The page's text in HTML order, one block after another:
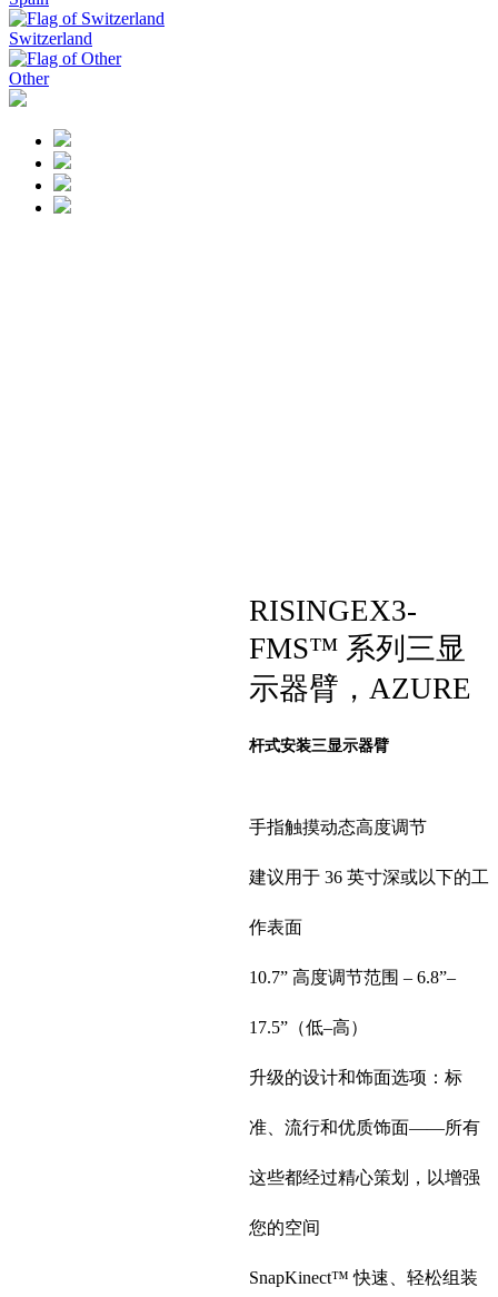
Switzerland
Other
RISINGEX3-
FMS™ 系列三显
示器臂，AZURE
杆式安装三显示器臂
手指触摸动态高度调节
建议用于 36 英寸深或以下的工
作表面
10.7” 高度调节范围 – 6.8”–
17.5”（低–高）
升级的设计和饰面选项：标
准、流行和优质饰面——所有
这些都经过精心策划，以增强
您的空间
SnapKinect™ 快速、轻松组装